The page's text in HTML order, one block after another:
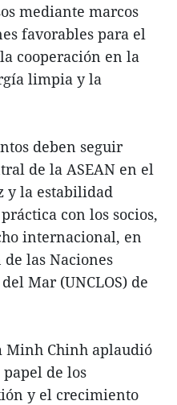
mediante marcos
favorables para el
cooperación en la
limpia y la
deben seguir
de la ASEAN en el
y la estabilidad
con los socios,
internacional, en
las Naciones
Mar (UNCLOS) de
Chinh aplaudió
de los
y el crecimiento